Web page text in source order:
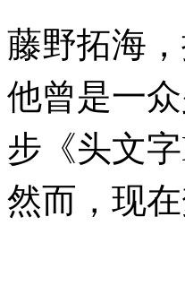
藤野拓海
他曾是一
步《头文字
然而，现